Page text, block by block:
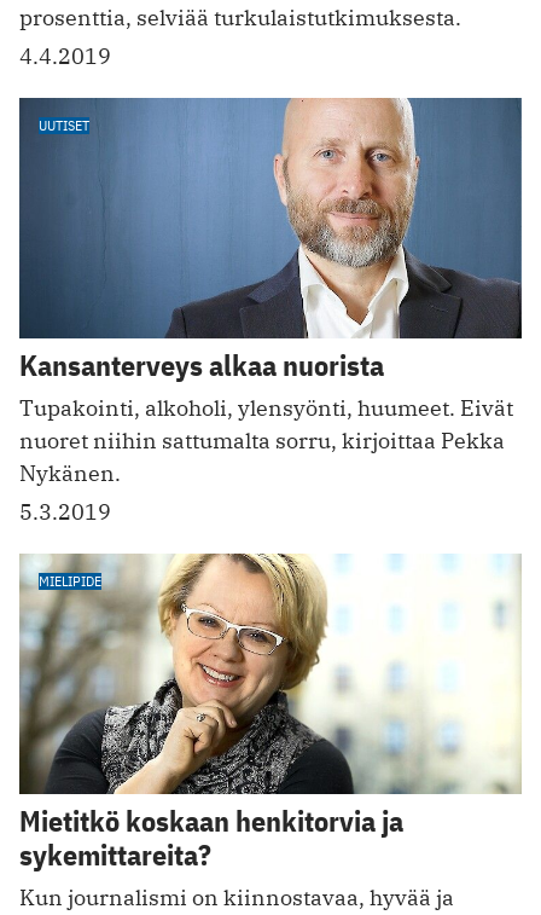
prosenttia, selviää turkulaistutkimuksesta.
4.4.2019
UUTISET
Kansanterveys alkaa nuorista
Tupakointi, alkoholi, ylensyönti, huumeet. Eivät
nuoret niihin sattumalta sorru, kirjoittaa Pekka
Nykänen.
5.3.2019
MIELIPIDE
Mietitkö koskaan henkitorvia ja
sykemittareita?
Kun journalismi on kiinnostavaa, hyvää ja